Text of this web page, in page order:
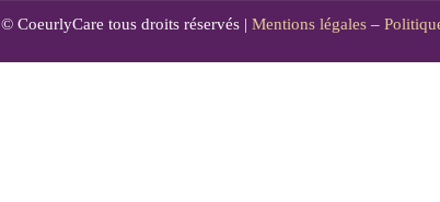
© CoeurlyCare tous droits réservés | Mentions légales –